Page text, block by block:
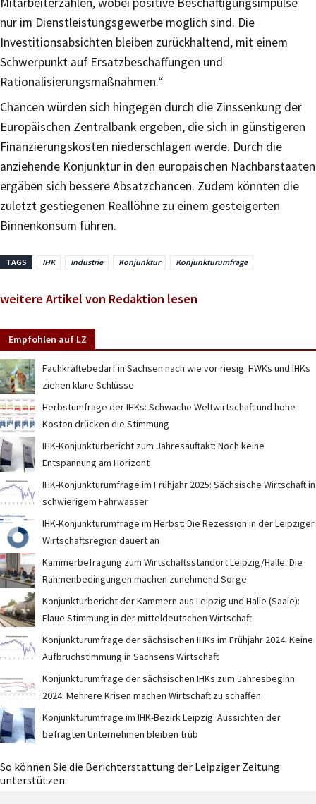
nur im Dienstleistungsgewerbe möglich sind. Die
Investitionsabsichten bleiben zurückhaltend, mit einem
Schwerpunkt auf Ersatzbeschaffungen und
Rationalisierungsmaßnahmen.“
Chancen würden sich hingegen durch die Zinssenkung der
Europäischen Zentralbank ergeben, die sich in günstigeren
Finanzierungskosten niederschlagen werde. Durch die
anziehende Konjunktur in den europäischen Nachbarstaaten
ergäben sich bessere Absatzchancen. Zudem könnten die
zuletzt gestiegenen Reallöhne zu einem gesteigerten
Binnenkonsum führen.
TAGS IHK Industrie Konjunktur Konjunkturumfrage
weitere Artikel von Redaktion lesen
Empfohlen auf LZ
Fachkräftebedarf in Sachsen nach wie vor riesig: HWKs und IHKs
ziehen klare Schlüsse
Herbstumfrage der IHKs: Schwache Weltwirtschaft und hohe
Kosten drücken die Stimmung
IHK-Konjunkturbericht zum Jahresauftakt: Noch keine
Entspannung am Horizont
IHK-Konjunkturumfrage im Frühjahr 2025: Sächsische Wirtschaft in
schwierigem Fahrwasser
IHK-Konjunkturumfrage im Herbst: Die Rezession in der Leipziger
Wirtschaftsregion dauert an
Kammerbefragung zum Wirtschaftsstandort Leipzig/Halle: Die
Rahmenbedingungen machen zunehmend Sorge
Konjunkturbericht der Kammern aus Leipzig und Halle (Saale):
Flaue Stimmung in der mitteldeutschen Wirtschaft
Konjunkturumfrage der sächsischen IHKs im Frühjahr 2024: Keine
Aufbruchstimmung in Sachsens Wirtschaft
Konjunkturumfrage der sächsischen IHKs zum Jahresbeginn
2024: Mehrere Krisen machen Wirtschaft zu schaffen
Konjunkturumfrage im IHK-Bezirk Leipzig: Aussichten der
befragten Unternehmen bleiben trüb
So können Sie die Berichterstattung der Leipziger Zeitung
unterstützen: